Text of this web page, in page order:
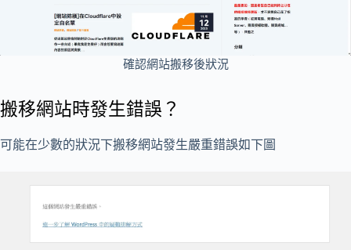
確認網站搬移後狀況
搬移網站時發生錯誤？
可能在少數的狀況下搬移網站發生嚴重錯誤如下圖